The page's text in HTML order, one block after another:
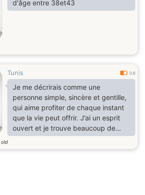
d'âge entre 38et43
Tunis 0.6
Je me décrirais comme une
personne simple, sincère et gentille,
qui aime profiter de chaque instant
que la vie peut offrir. J’ai un esprit
ouvert et je trouve beaucoup de
plaisir à voyager, découvrir de
nouveaux horizons et partager des
old